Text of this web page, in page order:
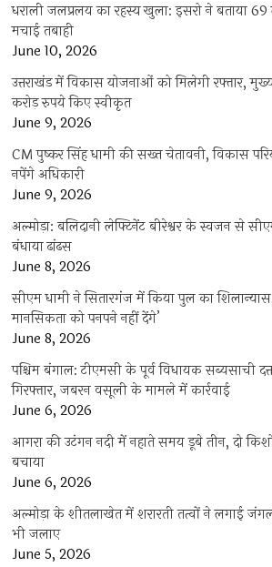
धराली जलप्रलय का रहस्य खुला: इसरो ने बताया
मचाई तबाही
June 10, 2026
उत्तराखंड में विकास योजनाओं को मिलेगी रफ्तार,
करोड़ रुपये किए स्वीकृत
June 9, 2026
CM पुष्कर सिंह धामी की सख्त चेतावनी, विकास
नपेंगे अधिकारी
June 9, 2026
अल्मोड़ा: बलिदानी लेफ्टिनेंट बीरेश्वर के स्वजन से
बंधाया ढांढस
June 8, 2026
सीएम धामी ने सितारगंज में किया पुल का
मानसिकता को पनपने नहीं देंगे’
June 8, 2026
पश्चिम बंगाल: टीएमसी के पूर्व विधायक सब्यसाची
गिरफ्तार, जबरन वसूली के मामले में कार्रवाई
June 6, 2026
आगरा की उटंगन नदी में नहाते समय डूबे तीन, दो
बचाया
June 6, 2026
अल्मोड़ा के शीतलाखेत में शरारती तत्वों ने लगाई
भी जलाए
June 5, 2026